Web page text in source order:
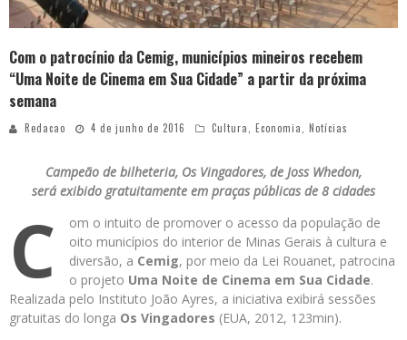
Com o patrocínio da Cemig, municípios mineiros recebem
“Uma Noite de Cinema em Sua Cidade” a partir da próxima
semana
Redacao 4 de junho de 2016 Cultura, Economia, Notícias
Campeão de bilheteria, Os Vingadores, de Joss Whedon,
será exibido gratuitamente em praças públicas de 8 cidades
C
om o intuito de promover o acesso da população de
oito municípios do interior de Minas Gerais à cultura e
diversão, a Cemig, por meio da Lei Rouanet, patrocina
o projeto Uma Noite de Cinema em Sua Cidade.
Realizada pelo Instituto João Ayres, a iniciativa exibirá sessões
gratuitas do longa Os Vingadores (EUA, 2012, 123min).